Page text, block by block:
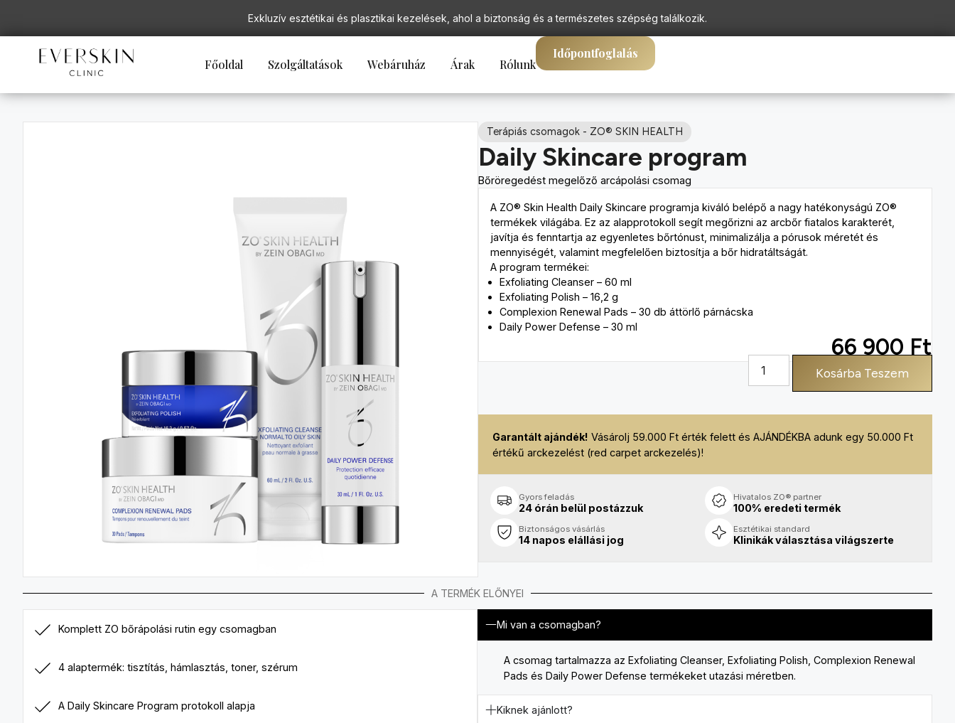
Exkluzív esztétikai és plasztikai kezelések, ahol a biztonság és a természetes szépség találkozik.
Főoldal Szolgáltatások Webáruház Árak Rólunk
Időpontfoglalás
Terápiás csomagok- ZO® SKIN HEALTH
Daily Skincare program
Bőröregedést megelőző arcápolási csomag
A ZO® Skin Health Daily Skincare programja kiváló belépő a nagy hatékonyságú ZO®
termékek világába. Ez az alapprotokoll segít megőrizni az arcbőr fiatalos karakterét,
javítja és fenntartja az egyenletes bőrtónust, minimalizálja a pórusok méretét és
mennyiségét, valamint megfelelően biztosítja a bőr hidratáltságát.
A program termékei:
Exfoliating Cleanser – 60 ml
Exfoliating Polish – 16,2 g
Complexion Renewal Pads – 30 db áttörlő párnácska
Daily Power Defense – 30 ml
66 900 Ft
Kosárba Teszem
Garantált ajándék! Vásárolj 59.000 Ft érték felett és AJÁNDÉKBA adunk egy 50.000 Ft
értékű arckezelést (red carpet arckezelés)!
Gyors feladás
24 órán belül postázzuk
Hivatalos ZO® partner
100% eredeti termék
Biztonságos vásárlás
14 napos elállási jog
Esztétikai standard
Klinikák választása világszerte
A TERMÉK ELŐNYEI
Komplett ZO bőrápolási rutin egy csomagban
4 alaptermék: tisztítás, hámlasztás, toner, szérum
A Daily Skincare Program protokoll alapja
Mi van a csomagban?
A csomag tartalmazza az Exfoliating Cleanser, Exfoliating Polish, Complexion Renewal
Pads és Daily Power Defense termékeket utazási méretben.
Kiknek ajánlott?